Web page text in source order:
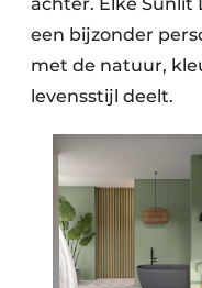
een bijzonder
met de natuur,
levensstijl deelt.